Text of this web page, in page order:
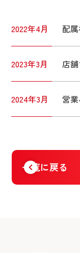
2022年4月 配
2023年3月 店
2024年3月 営
一覧に戻る